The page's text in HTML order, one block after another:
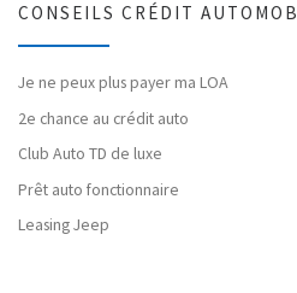
CONSEILS CRÉDIT
Je ne peux plus payer ma LOA
2e chance au crédit auto
Club Auto TD de luxe
Prêt auto fonctionnaire
Leasing Jeep